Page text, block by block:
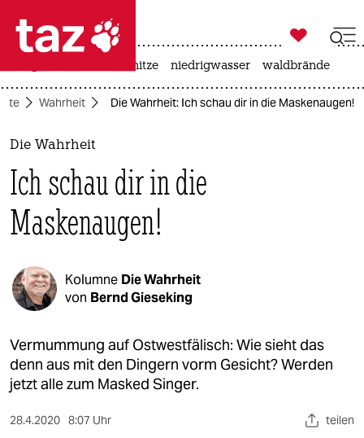
 taz zahl ich
taz zahl ich
themen
politik
öko
kultur
berlin

taz zahl ich
hitze niedrigwasser waldbrände
Wahrheit Die Wahrheit: Ich schau dir in die Maskenaugen!
Die Wahrheit
Ich schau dir in die
Maskenaugen!
Kolumne Die Wahrheit
von Bernd Gieseking
Vermummung auf Ostwestfälisch: Wie sieht das
denn aus mit den Dingern vorm Gesicht? Werden
jetzt alle zum Masked Singer.
28.4.2020 8:07 Uhr teilen